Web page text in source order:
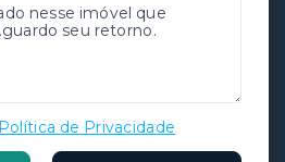
Política de Privacidade